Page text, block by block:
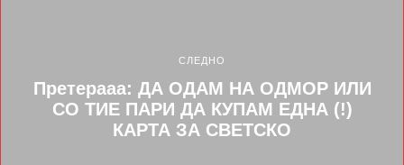
СЛЕДНО
Претерааа: ДА ОДАМ НА ОДМОР ИЛИ
СО ТИЕ ПАРИ ДА КУПАМ ЕДНА (!)
КАРТА ЗА СВЕТСКО